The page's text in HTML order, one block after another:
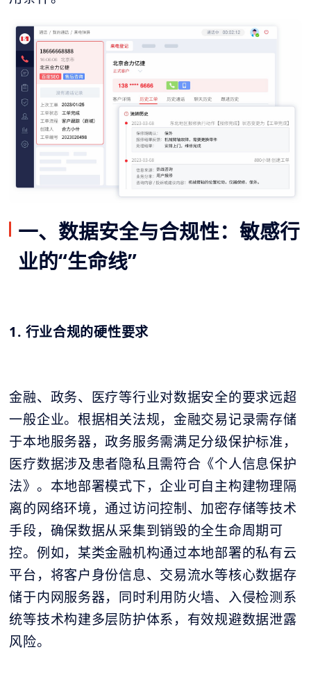
一、数据安全与合规性：敏感行
业的“生命线”
1. 行业合规的硬性要求
金融、政务、医疗等行业对数据安全的要求远超
一般企业。根据相关法规，金融交易记录需存储
于本地服务器，政务服务需满足分级保护标准，
医疗数据涉及患者隐私且需符合《个人信息保护
法》。本地部署模式下，企业可自主构建物理隔
离的网络环境，通过访问控制、加密存储等技术
手段，确保数据从采集到销毁的全生命周期可
控。例如，某类金融机构通过本地部署的私有云
平台，将客户身份信息、交易流水等核心数据存
储于内网服务器，同时利用防火墙、入侵检测系
统等技术构建多层防护体系，有效规避数据泄露
风险。